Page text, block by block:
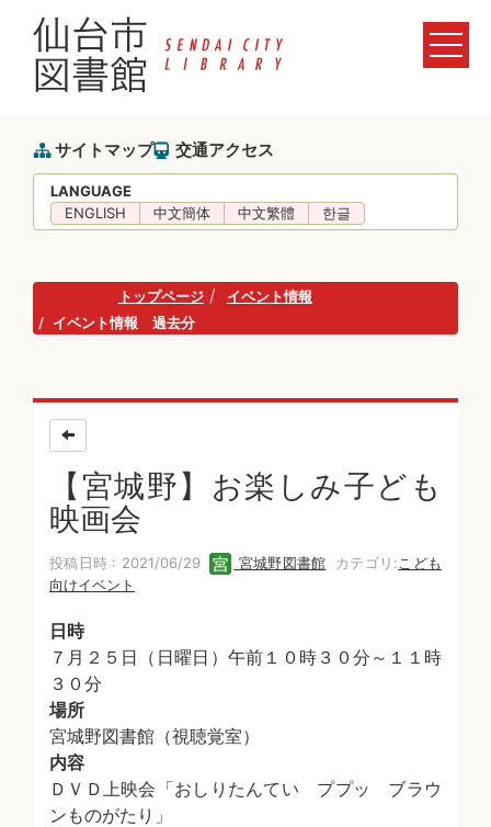
サイトマップ 交通アクセス
LANGUAGE
ENGLISH
中文簡体 中文繁體 한글
トップページ
イベント情報
イベント情報 過去分
【宮城野】お楽しみ子ども
映画会
投稿日時 : 2021/06/29 宮城野図書館 カテゴリ: こども
向けイベント
日時
７月２５日（日曜日）午前１０時３０分～１１時
３０分
場所
宮城野図書館（視聴覚室）
内容
ＤＶＤ上映会「おしりたんてい ププッ ブラウ
ンものがたり」